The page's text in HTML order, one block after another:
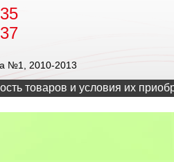
№1, 2010-2013
товаров и условия их